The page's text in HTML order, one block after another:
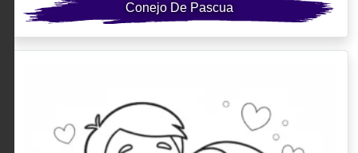
Conejo De Pascua